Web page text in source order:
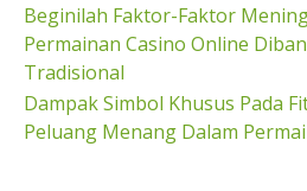
Beginilah Faktor-Faktor
Permainan Casino Online
Tradisional
Dampak Simbol Khusus Pada
Peluang Menang Dalam